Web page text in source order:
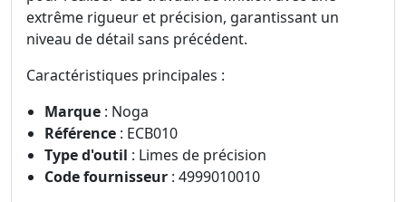
extrême rigueur et précision, garantissant un
niveau de détail sans précédent.
Caractéristiques principales :
Marque : Noga
Référence : ECB010
Type d'outil : Limes de précision
Code fournisseur : 4999010010